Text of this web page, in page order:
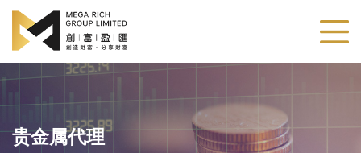
贵金属代理